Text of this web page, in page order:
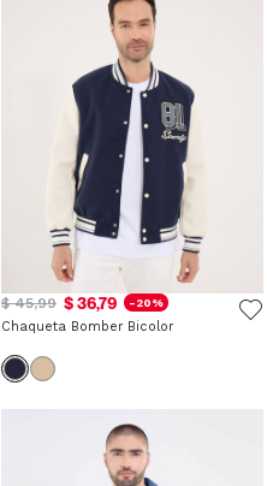
$ 45,99 $ 36,79 -20%
Chaqueta Bomber Bicolor